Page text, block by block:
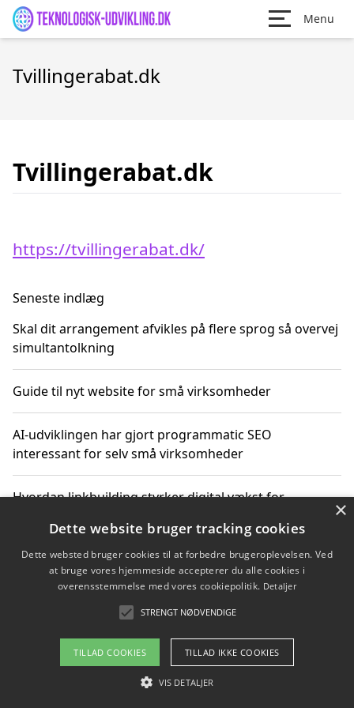
Menu
Tvillingerabat.dk
Tvillingerabat.dk
https://tvillingerabat.dk/
Seneste indlæg
Skal dit arrangement afvikles på flere sprog så overvej
simultantolkning
Guide til nyt website for små virksomheder
AI-udviklingen har gjort programmatic SEO
interessant for selv små virksomheder
Hvordan linkbuilding styrker digital vækst for
Sådan har udviklingen inden for genbrug af elektronik
ændret sig
Copyright 2026 - Pilanto Aps
Om / kontakt
×
Dette website bruger tracking cookies
Dette websted bruger cookies til at forbedre brugeroplevelsen. Ved
at bruge vores hjemmeside accepterer du alle cookies i
overensstemmelse med vores cookiepolitik. Detaljer
STRENGT NØDVENDIGE
TILLAD COOKIES TILLAD IKKE COOKIES
VIS DETALJER